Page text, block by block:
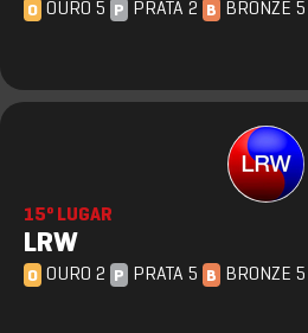
O OURO 5 P PRATA 2 B BRONZE 5
15º LUGAR
LRW
O OURO 2 P PRATA 5 B BRONZE 5